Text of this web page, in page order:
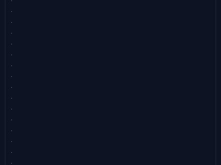
.
.
.
.
.
.
.
.
.
.
.
.
.
.
.